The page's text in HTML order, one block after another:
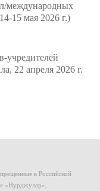
международных
15 мая 2026 г.)
учредителей
22 апреля 2026 г.
в Российской
«Нурджулар»,